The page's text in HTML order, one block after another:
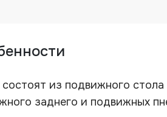
состоят из подвижного
заднего и подвижных